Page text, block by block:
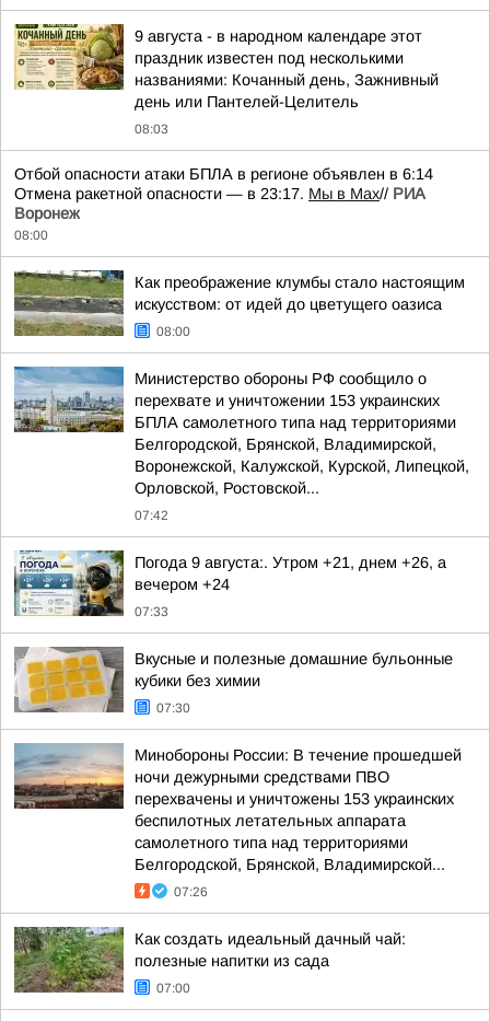
9 августа - в народном календаре этот
праздник известен под несколькими
названиями: Кочанный день, Зажнивный
день или Пантелей-Целитель
08:03
Отбой опасности атаки БПЛА в регионе объявлен в 6:14
Отмена ракетной опасности — в 23:17. Мы в Мах// РИА
Воронеж
08:00
Как преображение клумбы стало настоящим
искусством: от идей до цветущего оазиса
08:00
Министерство обороны РФ сообщило о
перехвате и уничтожении 153 украинских
БПЛА самолетного типа над территориями
Белгородской, Брянской, Владимирской,
Воронежской, Калужской, Курской, Липецкой,
Орловской, Ростовской...
07:42
Погода 9 августа:. Утром +21, днем +26, а
вечером +24
07:33
Вкусные и полезные домашние бульонные
кубики без химии
07:30
Минобороны России: В течение прошедшей
ночи дежурными средствами ПВО
перехвачены и уничтожены 153 украинских
беспилотных летательных аппарата
самолетного типа над территориями
Белгородской, Брянской, Владимирской...
07:26
Как создать идеальный дачный чай:
полезные напитки из сада
07:00